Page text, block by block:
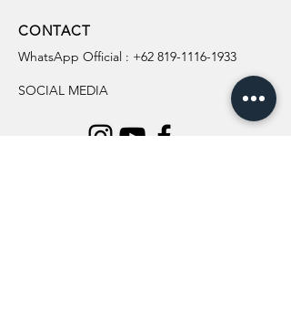
CONTACT
WhatsApp Official : +62 819-1116-1933
SOCIAL MEDIA